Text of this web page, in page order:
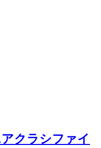
クラシファイ